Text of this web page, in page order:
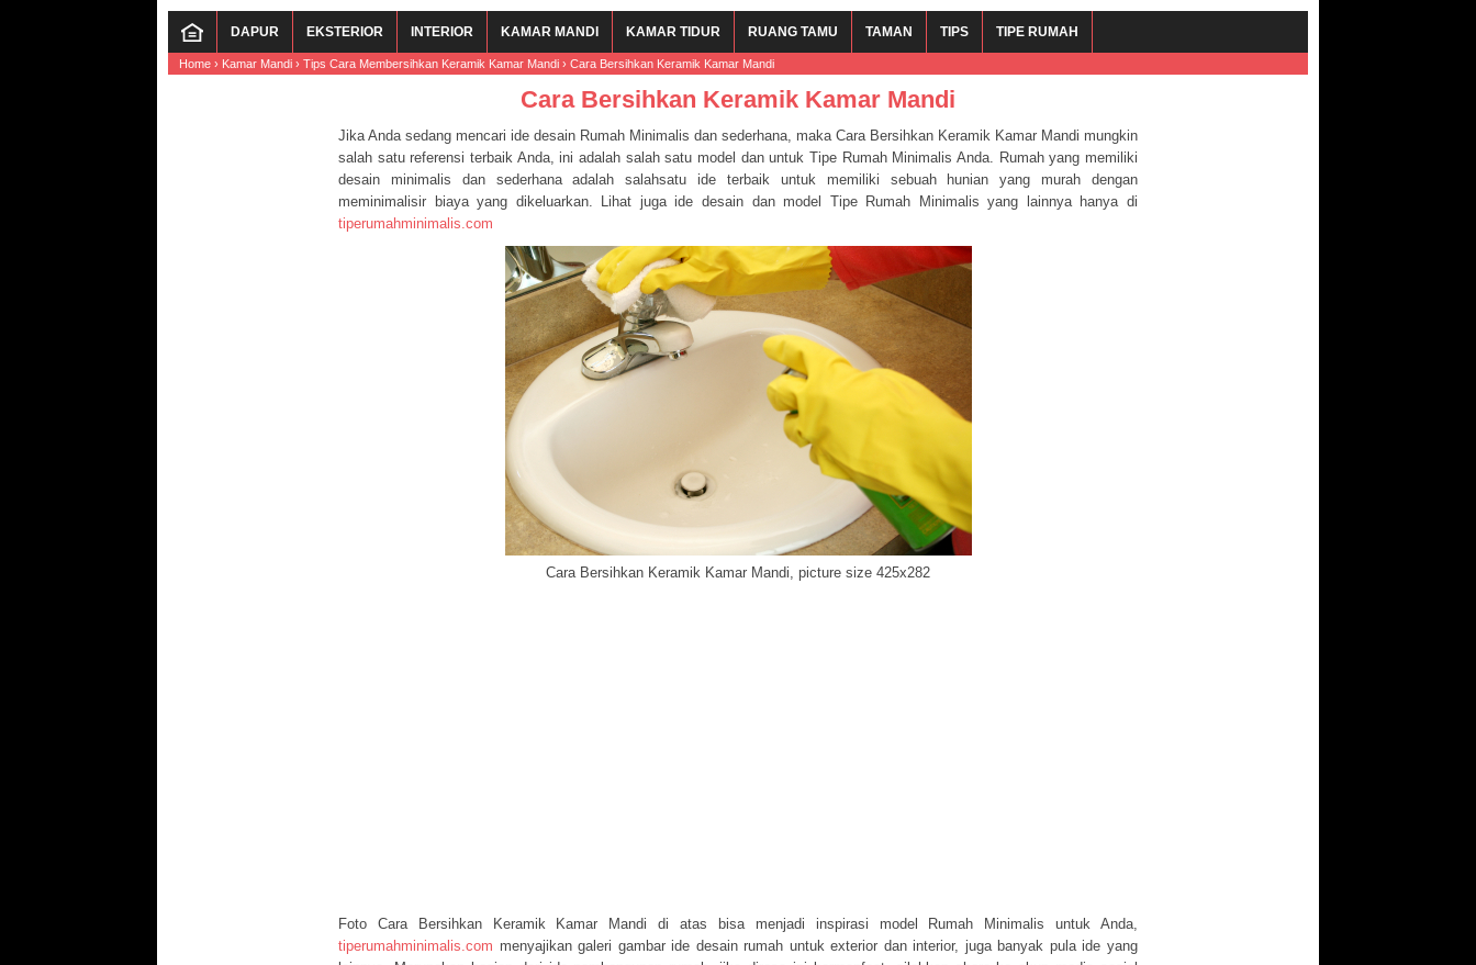
DAPUR EKSTERIOR INTERIOR KAMAR MANDI KAMAR TIDUR RUANG TAMU TAMAN TIPS TIPE RUMAH
Home › Kamar Mandi › Tips Cara Membersihkan Keramik Kamar Mandi › Cara Bersihkan Keramik Kamar Mandi
Cara Bersihkan Keramik Kamar Mandi
Jika Anda sedang mencari ide desain Rumah Minimalis dan sederhana, maka Cara Bersihkan Keramik Kamar Mandi mungkin
salah satu referensi terbaik Anda, ini adalah salah satu model dan untuk Tipe Rumah Minimalis Anda. Rumah yang memiliki
desain minimalis dan sederhana adalah salahsatu ide terbaik untuk memiliki sebuah hunian yang murah dengan
meminimalisir biaya yang dikeluarkan. Lihat juga ide desain dan model Tipe Rumah Minimalis yang lainnya hanya di
tiperumahminimalis.com
Cara Bersihkan Keramik Kamar Mandi, picture size 425x282
Foto Cara Bersihkan Keramik Kamar Mandi di atas bisa menjadi inspirasi model Rumah Minimalis untuk Anda,
tiperumahminimalis.com menyajikan galeri gambar ide desain rumah untuk exterior dan interior, juga banyak pula ide yang